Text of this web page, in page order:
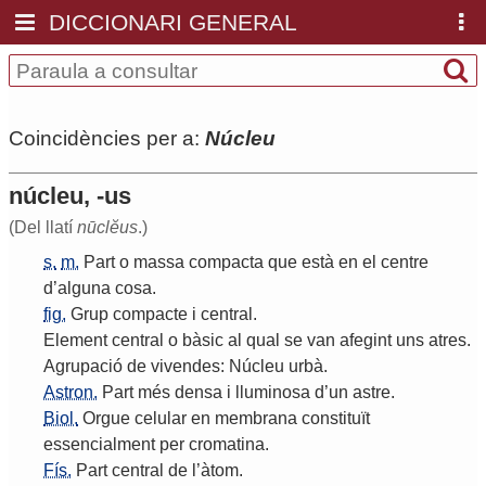
DICCIONARI GENERAL
Coincidències per a: Núcleu
núcleu, -us
(Del llatí nūclĕus.)
s. m. Part o massa compacta que està en el centre
d’alguna cosa.
fig. Grup compacte i central .
Element central o bàsic al qual se van afegint uns atres.
Agrupació de vivendes: Núcleu urbà.
Astron. Part més densa i lluminosa d’un astre.
Biol. Orgue celular en membrana constituït
essencialment per cromatina.
Fís. Part central de ’àtom.